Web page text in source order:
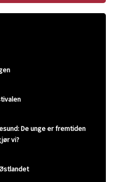
De unge er fremtiden
vi?